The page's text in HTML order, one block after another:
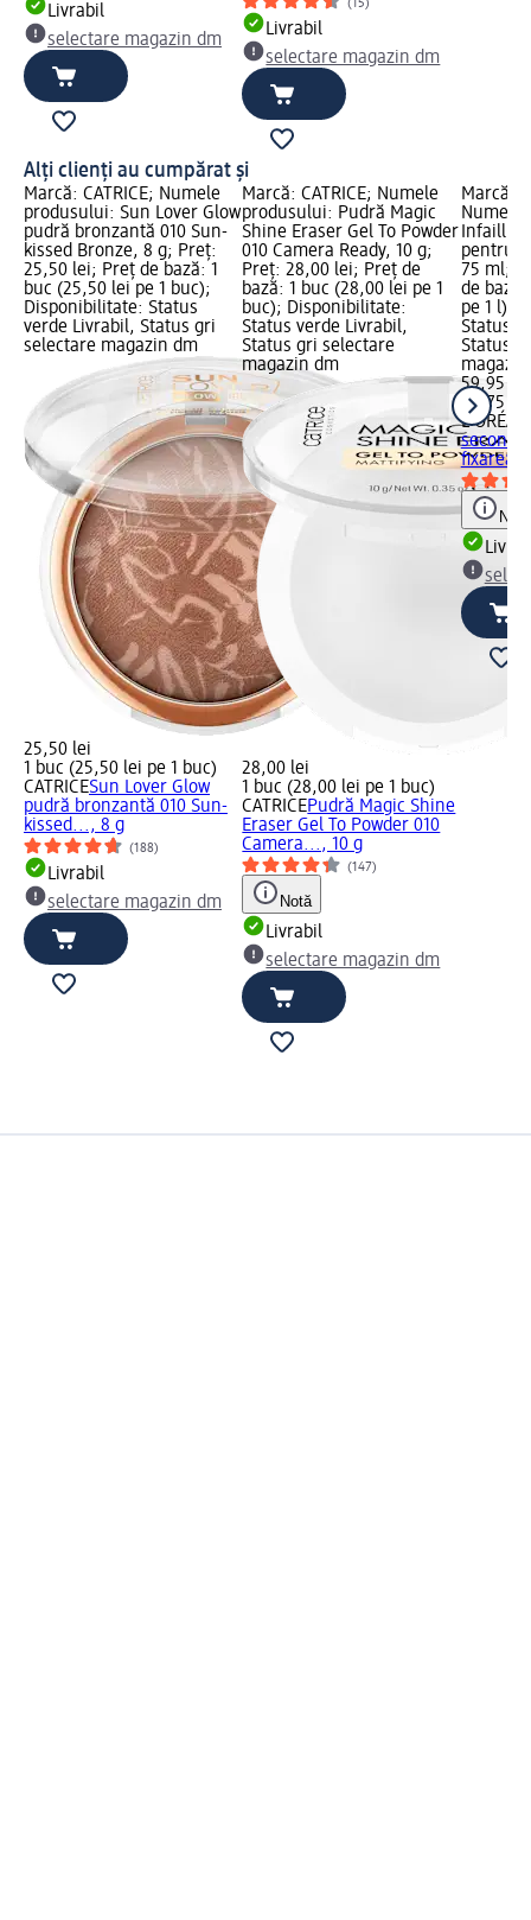
Livrabil
selectare magazin dm
(15)
Livrabil
selectare magazin dm
Alți clienți au cumpărat și
Marcă: CATRICE; Numele
produsului: Sun Lover Glow
pudră bronzantă 010 Sun-
kissed Bronze, 8 g; Preț:
25,50 lei; Preț de bază: 1
buc (25,50 lei pe 1 buc);
Disponibilitate: Status
verde Livrabil, Status gri
selectare magazin dm
25,50 lei
1 buc (25,50 lei pe 1 buc)
CATRICESun Lover Glow
pudră bronzantă 010 Sun-
kissed..., 8 g
(188)
Livrabil
selectare magazin dm
Marcă: CATRICE; Numele
produsului: Pudră Magic
Shine Eraser Gel To Powder
010 Camera Ready, 10 g;
Preț: 28,00 lei; Preț de
bază: 1 buc (28,00 lei pe 1
buc); Disponibilitate:
Status verde Livrabil,
Status gri selectare
magazin dm
28,00 lei
1 buc (28,00 lei pe 1 buc)
CATRICEPudră Magic Shine
Eraser Gel To Powder 010
Camera..., 10 g
(147)
Notă
Livrabil
selectare magazin dm
Marcă:
Numele
pentru
75 ml;
de
pe 1 l);
Status
Status
59,95 lei
0,075 l
L'ORÉAL
second
Notă